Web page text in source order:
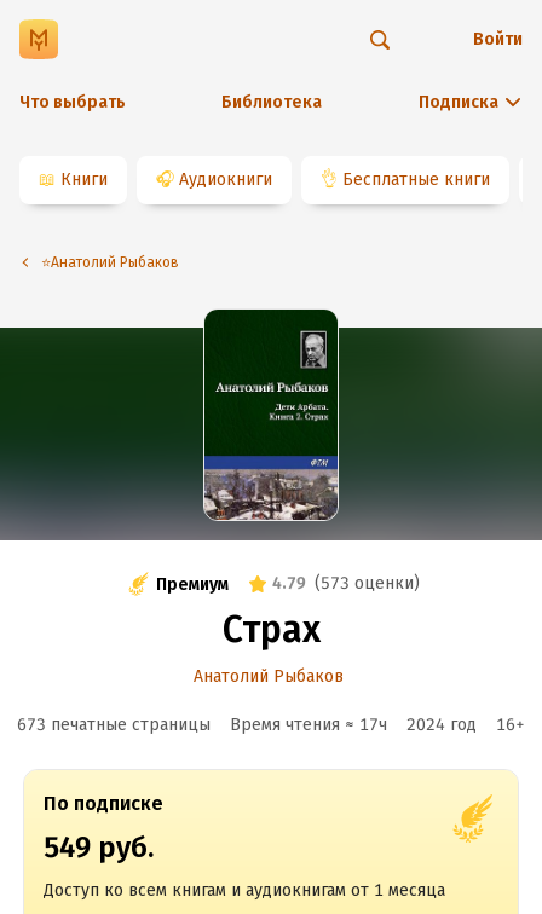
Что выбрать Библиотека Подписка
Войти
📖 Книги 🎧 Аудиокниги 👌 Бесплатные книги
⭐️Анатолий Рыбаков
Премиум 4.79 (573 оценки)
Страх
Анатолий Рыбаков
673 печатные страницы Время чтения ≈ 17ч 2024 год 16+
По подписке
549 руб.
Доступ ко всем книгам и аудиокнигам от 1 месяца